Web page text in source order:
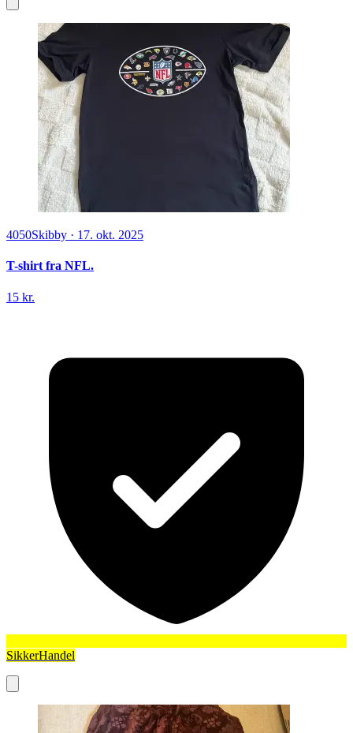
4050Skibby · 17. okt. 2025
T-shirt fra NFL.
15 kr.
SikkerHandel